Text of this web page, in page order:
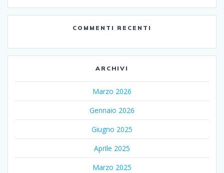
COMMENTI RECENTI
ARCHIVI
Marzo 2026
Gennaio 2026
Giugno 2025
Aprile 2025
Marzo 2025